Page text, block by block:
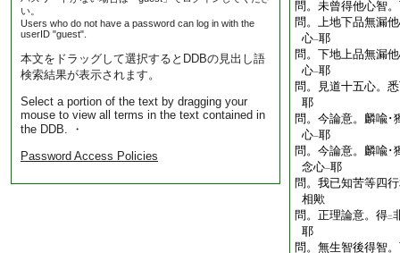
い。
Users who do not have a password can log in with the
userID "guest".
本文をドラッグして選択するとDDBの見出し語
検索結果が表示されます。
Select a portion of the text by dragging your
mouse to view all terms in the text contained in
the DDB. ・
Password Access Policies
問。未曾得他心智
問。上地下品無漏
心一耶
問。下地上品無漏
心一耶
問。見道十五心。
耶
問。今論意。麟喩･
心一耶
問。今論意。麟喩･
念心一耶
問。我已知苦等四
相歟
問。正理論意。得二
耶
問。無生智後得智